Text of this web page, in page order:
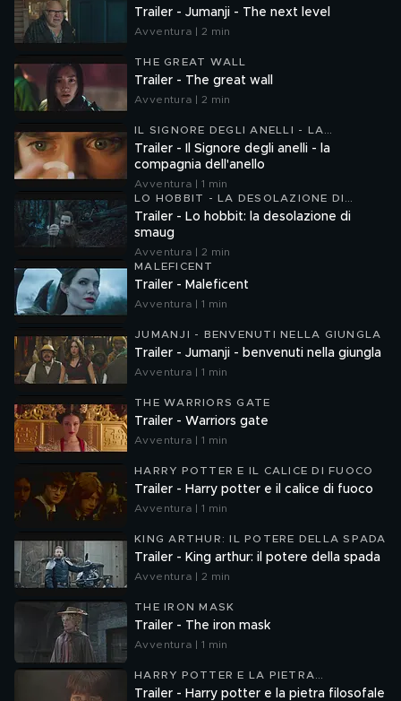
Trailer - Jumanji - The next level
Avventura | 2 min
THE GREAT WALL
Trailer - The great wall
Avventura | 2 min
IL SIGNORE DEGLI ANELLI - LA
COMPAGNIA DELL'ANELLO
Trailer - Il Signore degli anelli - la
compagnia dell'anello
Avventura | 1 min
LO HOBBIT - LA DESOLAZIONE DI
SMAUG
Trailer - Lo hobbit: la desolazione di
smaug
Avventura | 2 min
MALEFICENT
Trailer - Maleficent
Avventura | 1 min
JUMANJI - BENVENUTI NELLA GIUNGLA
Trailer - Jumanji - benvenuti nella giungla
Avventura | 1 min
THE WARRIORS GATE
Trailer - Warriors gate
Avventura | 1 min
HARRY POTTER E IL CALICE DI FUOCO
Trailer - Harry potter e il calice di fuoco
Avventura | 1 min
KING ARTHUR: IL POTERE DELLA SPADA
Trailer - King arthur: il potere della spada
Avventura | 2 min
THE IRON MASK
Trailer - The iron mask
Avventura | 1 min
HARRY POTTER E LA PIETRA
FILOSOFALE
Trailer - Harry potter e la pietra filosofale